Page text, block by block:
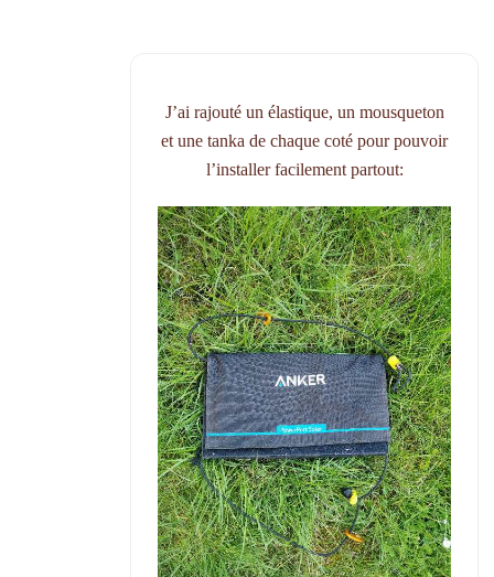
J’ai rajouté un élastique, un mousqueton
et une tanka de chaque coté pour pouvoir
l’installer facilement partout: